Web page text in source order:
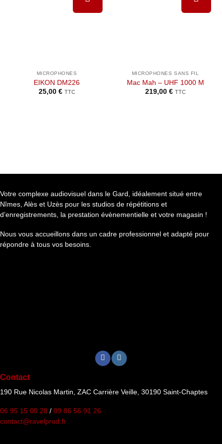
MICROPHONES
EIKON DM226
25,00 € TTC
MICROPHONES SANS FIL
Mac Mah – UHF 1000 M
219,00 € TTC
Votre complexe audiovisuel dans le Gard, idéalement situé entre
Nîmes, Alès et Uzès pour les studios de répétitions et
d’enregistrements, la prestation évènementielle et votre magasin !
Nous vous accueillons dans un cadre professionnel et adapté pour
répondre à tous vos besoins.
Contact
190 Rue Nicolas Martin, ZAC Carrière Veille, 30190 Saint-Chaptes
06 95 15 00 28 / 09 86 56 91 26
contact@ravelprod.fr